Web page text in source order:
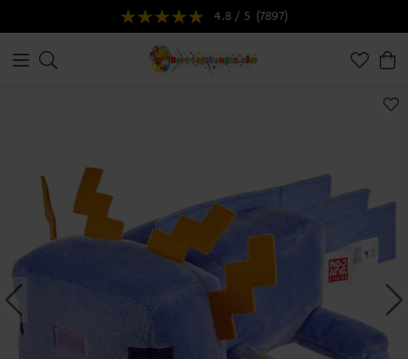
4.8 / 5 (7897)